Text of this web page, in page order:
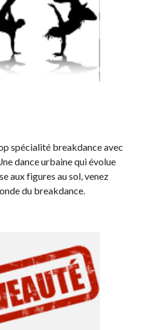
spécialité breakdance avec
dance urbaine qui évolue
aux figures au sol, venez
du breakdance.